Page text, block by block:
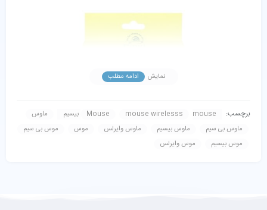
نمایش ادامه مطلب
برچسب: Mouse mouse wirelesss mouse بیسیم
ماوس
ماوس بی سیم
ماوس بیسیم ماوس وایرلس موس
موس بی سیم
موس بیسیم
موس وایرلس